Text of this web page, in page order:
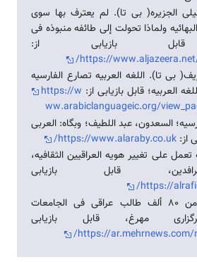
الجزیره( بی تا). لم یعترف بها سوى
ولماذا تحولت إلى طائفه منبوذه فی
قابل بازیابی از:
https://
بی تا). اللغه العربیه تصارع الفارسیه
العربیه؛ قابل بازیابی از: https://w
ww.arabiclanguageic.org/
السعدون، عبد اللطیف؛ وبگاه: العربی
از: https://www.alaraby.co.uk/
تعمل على تغییر هویه العراقیین الثقافیه،
قابل بازیابی
https://
" تعلیم أكثر من 80 ألف طالب عراقی فی الجامعات
مهرغ، قابل بازیابی
https://ar.mehrnews.com/